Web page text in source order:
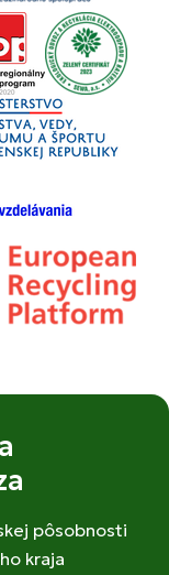
pôsobnosti
kraja